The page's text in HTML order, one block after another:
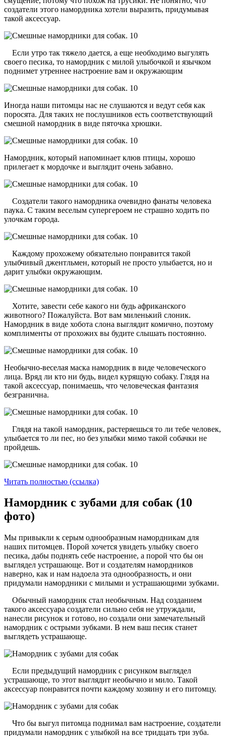
создатели этого намордника хотели выразить, придумывая
такой аксессуар.
Если утро так тяжело дается, а еще необходимо выгулять
своего песика, то намордник с милой улыбочкой и язычком
поднимет утреннее настроение вам и окружающим
Иногда наши питомцы нас не слушаются и ведут себя как
поросята. Для таких не послушников есть соответствующий
смешной намордник в виде пяточка хрюшки.
Намордник, который напоминает клюв птицы, хорошо
прилегает к мордочке и выглядит очень забавно.
Создатели такого намордника очевидно фанаты человека
паука. С таким веселым супергероем не страшно ходить по
улочкам города.
Каждому прохожему обязательно понравится такой
улыбчивый джентльмен, который не просто улыбается, но и
дарит улыбки окружающим.
Хотите, завести себе какого ни будь африканского
животного? Пожалуйста. Вот вам миленький слоник.
Намордник в виде хобота слона выглядит комично, поэтому
комплименты от прохожих вы будите слышать постоянно.
Необычно-веселая маска намордник в виде человеческого
лица. Вряд ли кто ни будь, видел курящую собаку. Глядя на
такой аксессуар, понимаешь, что человеческая фантазия
безгранична.
Глядя на такой намордник, растеряешься то ли тебе человек,
улыбается то ли пес, но без улыбки мимо такой собачки не
пройдешь.
Читать полностью (ссылка)
Намордник с зубами для собак (10
фото)
Мы привыкли к серым однообразным намордникам для
наших питомцев. Порой хочется увидеть улыбку своего
песика, дабы поднять себе настроение, а порой что бы он
выглядел устрашающе. Вот и создателям намордников
наверно, как и нам надоела эта однообразность, и они
придумали намордники с милыми и устрашающими зубками.
Обычный намордник стал необычным. Над созданием
такого аксессуара создатели сильно себя не утруждали,
нанесли рисунок и готово, но создали они замечательный
намордник с острыми зубками. В нем ваш песик станет
выглядеть устрашающе.
Если предыдущий намордник с рисунком выглядел
устрашающе, то этот выглядит необычно и мило. Такой
аксессуар понравится почти каждому хозяину и его питомцу.
Что бы выгул питомца поднимал вам настроение, создатели
придумали намордник с улыбкой на все тридцать три зуба.